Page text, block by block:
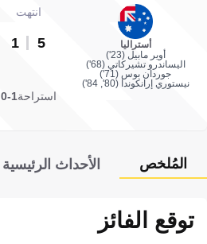
أستراليا
أوير مابيل (23')
اليساندرو تشيركاتي (68')
جوردان بوس (71')
نيستوري إرانكوندا (80', 84')
انتهت
5
1
استراحة1-0
المُلخص الأحداث الرئيسية
توقع الفائز